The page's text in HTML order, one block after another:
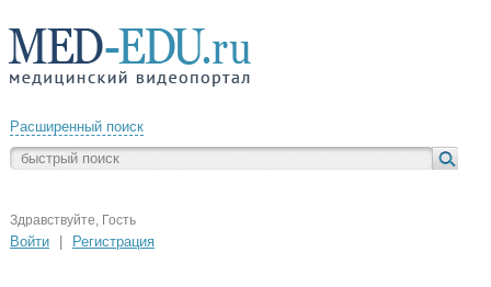
Расширенный поиск
Здравствуйте, Гость
Войти Регистрация